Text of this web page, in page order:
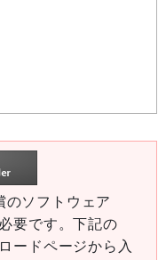
のソフトウェア
要です。下記の
ードページから入